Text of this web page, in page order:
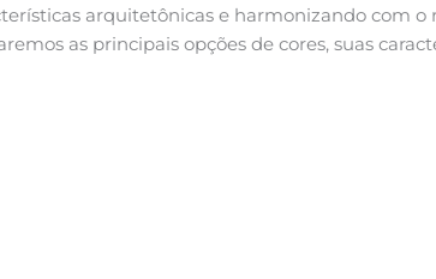
arquitetônicas e harmonizando com o
as principais opções de cores, suas